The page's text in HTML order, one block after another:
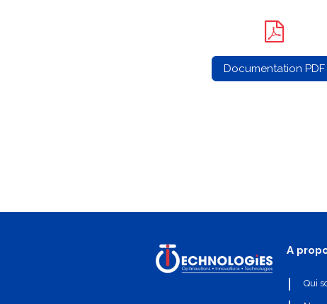
Documentation PDF
A
Qui